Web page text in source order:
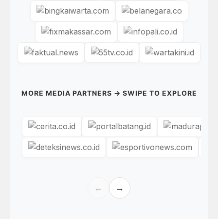
MORE MEDIA PARTNERS → SWIPE TO EXPLORE
← →